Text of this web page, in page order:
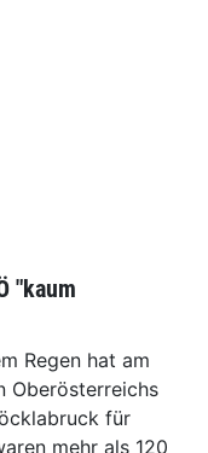
"kaum
Regen hat am
Oberösterreichs
für
mehr als 120